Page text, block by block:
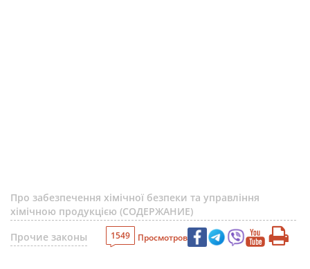
Про забезпечення хімічної безпеки та управління
хімічною продукцією (СОДЕРЖАНИЕ)
Прочие законы
1549 Просмотров